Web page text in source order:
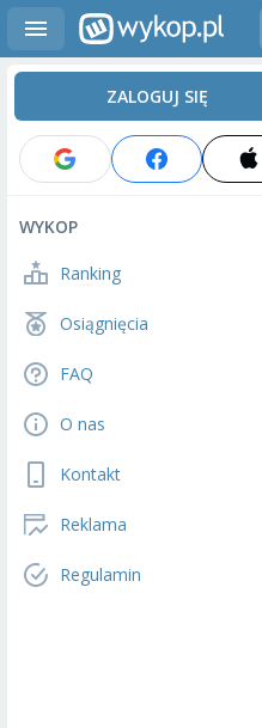
ZALOGUJ SIĘ
WYKOP
Ranking
Osiągnięcia
FAQ
O nas
Kontakt
Reklama
Regulamin